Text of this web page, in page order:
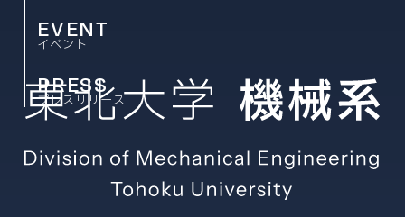
EVENT
イベント
PRESS
プレスリリース